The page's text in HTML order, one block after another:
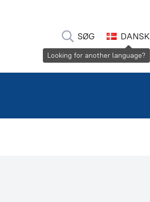
SØG DANSK
Looking for another language?